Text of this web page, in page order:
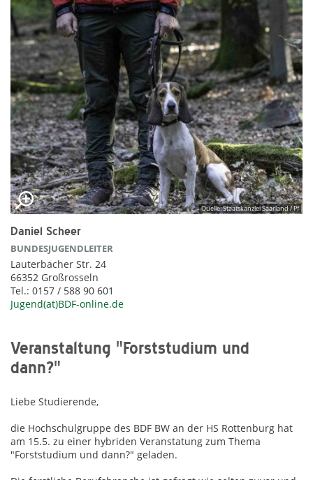
Quelle: Staatskanzlei Saarland / Pf
Daniel Scheer
BUNDESJUGENDLEITER
Lauterbacher Str. 24
66352 Großrosseln
Tel.: 0157 / 588 90 601
Jugend(at)BDF-online.de
Veranstaltung "Forststudium und
dann?"
Liebe Studierende,
die Hochschulgruppe des BDF BW an der HS Rottenburg hat
am 15.5. zu einer hybriden Veranstatung zum Thema
"Forststudium und dann?" geladen.